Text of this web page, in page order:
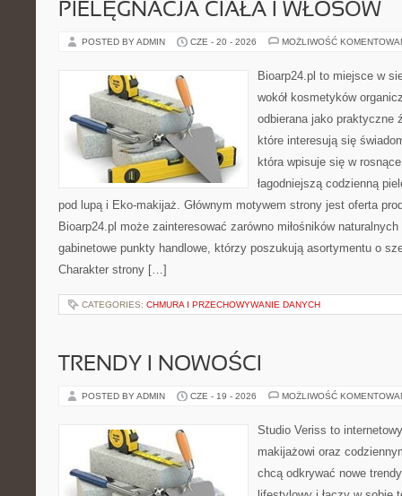
PIELĘGNACJA CIAŁA I WŁOSÓW
POSTED BY ADMIN CZE - 20 - 2026 MOŻLIWOŚĆ
Bioarp24.pl to miejsce w
wokół kosmetyków
odbierana jako praktyczne
które interesują się
która wpisuje się w
łagodniejszą codzienną
pod lupą i Eko-makijaż. Głównym motywem strony jest oferta
Bioarp24.pl może zainteresować zarówno miłośników
gabinetowe punkty handlowe, którzy poszukują asortymentu o
Charakter strony […]
CATEGORIES: CHMURA I PRZECHOWYWANIE DANYCH
TRENDY I NOWOŚCI
POSTED BY ADMIN CZE - 19 - 2026 MOŻLIWOŚĆ
Studio Veriss to
makijażowi oraz
chcą odkrywać nowe